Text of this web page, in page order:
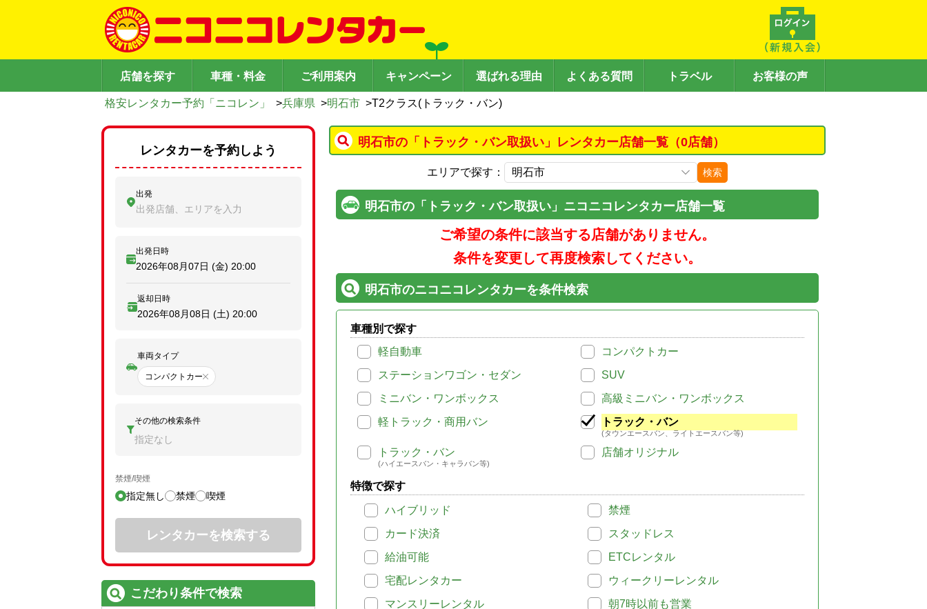
店舗を探す 車種・料金 ご利用案内 キャンペーン 選ばれる理由 よくある質問 トラベル お客様の声
格安レンタカー予約「ニコレン」 >兵庫県 >明石市 >T2クラス(トラック・バン)
明石市の「トラック・バン取扱い」レンタカー店舗一覧（0店舗）
エリアで探す： 検索
明石市の「トラック・バン取扱い」ニコニコレンタカー店舗一覧
ご希望の条件に該当する店舗がありません。
条件を変更して再度検索してください。
明石市のニコニコレンタカーを条件検索
車種別で探す
軽自動車
コンパクトカー
ステーションワゴン・セダン
SUV
ミニバン・ワンボックス
高級ミニバン・ワンボックス
軽トラック・商用バン
トラック・バン
(タウンエースバン、ライトエースバン等)
トラック・バン
(ハイエースバン・キャラバン等)
店舗オリジナル
特徴で探す
ハイブリッド
禁煙
カード決済
スタッドレス
給油可能
ETCレンタル
宅配レンタカー
ウィークリーレンタル
マンスリーレンタル
朝7時以前も営業
レンタカーを予約しよう
出発
出発店舗、エリアを入力
出発日時
2026年08月07日 (金) 20:00
返却日時
2026年08月08日 (土) 20:00
車両タイプ
コンパクトカー
その他の検索条件
指定なし
禁煙/喫煙
指定無し 禁煙 喫煙
レンタカーを検索する
こだわり条件で検索